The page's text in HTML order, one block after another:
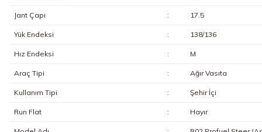
Jant Çapı : 17.5
Yük Endeksi : 138/136
Hız Endeksi : M
Araç Tipi : Ağır Vasıta
Kullanım Tipi : Şehir İçi
Run Flat : Hayır